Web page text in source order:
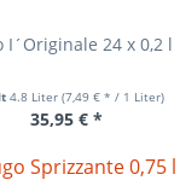
I´Originale 24 x 0,2 l
4.8 Liter (7,49 € * / 1 Liter)
35,95 € *